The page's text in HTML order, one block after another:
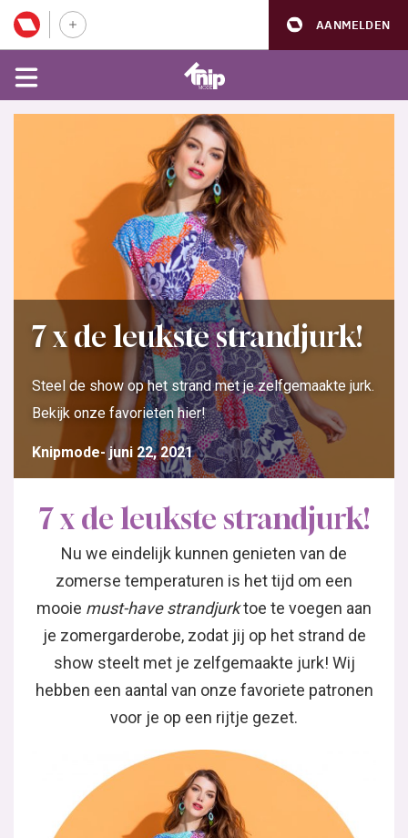
AANMELDEN
7 x de leukste strandjurk!
Steel de show op het strand met je zelfgemaakte jurk.
Bekijk onze favorieten hier!
Knipmode juni 22, 2021
7 x de leukste strandjurk!
Nu we eindelijk kunnen genieten van de
zomerse temperaturen is het tijd om een
mooie must-have strandjurktoe te voegen aan
je zomergarderobe, zodat jij op het strand de
show steelt met je zelfgemaakte jurk! Wij
hebben een aantal van onze favoriete patronen
voor je op een rijtje gezet.